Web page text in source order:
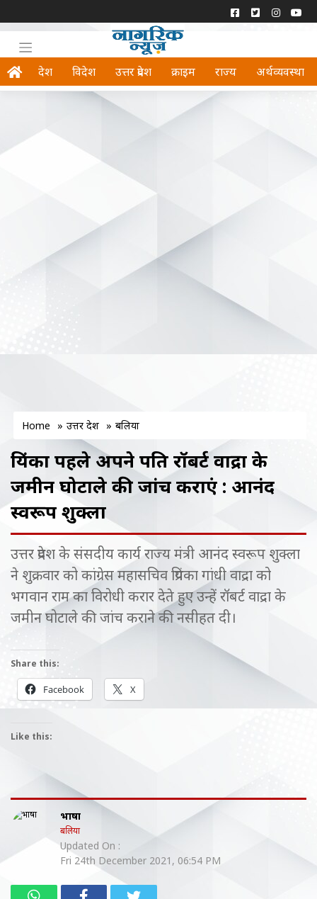
देश विदेश उत्तर प्रदेश क्राइम राज्य अर्थव्यवस्था
Home » उत्तर प्रदेश » बलिया
प्रियंका पहले अपने पति रॉबर्ट वाद्रा के
जमीन घोटाले की जांच कराएं : आनंद
स्वरूप शुक्ला
उत्तर प्रदेश के संसदीय कार्य राज्य मंत्री आनंद स्वरूप शुक्ला
ने शुक्रवार को कांग्रेस महासचिव प्रियंका गांधी वाद्रा को
भगवान राम का विरोधी करार देते हुए उन्हें रॉबर्ट वाद्रा के
जमीन घोटाले की जांच कराने की नसीहत दी।
Share this:
Facebook X
Like this:
भाषा
बलिया
Updated On :
Fri 24th December 2021, 06:54 PM